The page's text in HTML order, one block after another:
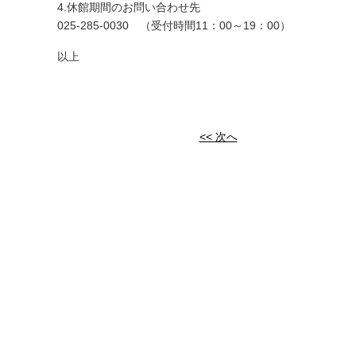
4.休館期間のお問い合わせ先
025-285-0030 （受付時間11：00～19：00）
以上
<< 次へ